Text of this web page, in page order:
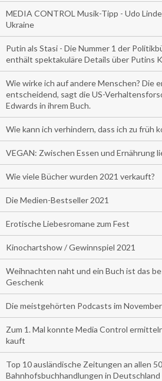
MEDIA CONTROL Musik-Tipp - Udo
Ukraine
Putin als Stasi - Die Nummer 1 der
enthält spektakuläre Details über Putins
Wie wirke ich auf andere Menschen? Die
entscheidend, sagt die US-
Edwards in ihrem Buch.
Wie kann ich verhindern, dass ich zu früh
VEGAN: Zwischen Essen und Ernährung
Wie viele Bücher wurden 2021 verkauft?
Die Medien-Bestseller 2021
Erotische Liebesromane zum Fest
Kinochartshow / Gewinnspiel 2021
Weihnachten naht und ein Buch ist das
Geschenk
Die meistgehörten Podcasts im November
Zum 1. Mal konnte Media Control
kauft
Top 10 ausländische Zeitungen an allen
Bahnhofsbuchhandlungen in Deutschland